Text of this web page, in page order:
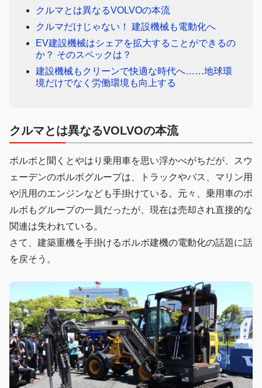
クルマとは異なるVOLVOの本流
クルマだけじゃない！ 建設機械も電動化へ
EV建設機械はシェアを拡大することができるの
か？ そのスペックは？
建設機械もクリーンで快適な時代へ……地球環
境だけでなく労働環境も向上する
クルマとは異なるVOLVOの本流
ボルボと聞くとやはり乗用車を思い浮かべがちだが、スウ
ェーデンのボルボグループは、トラックやバス、マリン用
や汎用のエンジンなども手掛けている。元々、乗用車のボ
ルボもグループの一員だったが、現在は売却され直接的な
関連は失われている。
さて、建築重機を手掛けるボルボ建機の電動化の話題に話
を戻そう。